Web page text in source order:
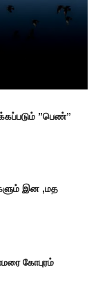
”பெண்”
இன ,மத
கோபுரம்